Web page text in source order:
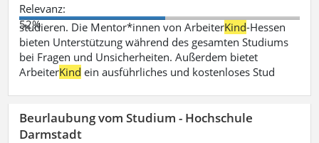
Relevanz:
52%
studieren. Die Mentor*innen von ArbeiterKind-Hessen
bieten Unterstützung während des gesamten Studiums
bei Fragen und Unsicherheiten. Außerdem bietet
ArbeiterKind ein ausführliches und kostenloses Stud
Beurlaubung vom Studium - Hochschule
Darmstadt